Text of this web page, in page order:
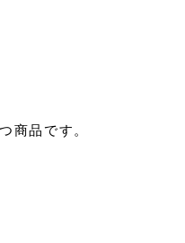
商品です。